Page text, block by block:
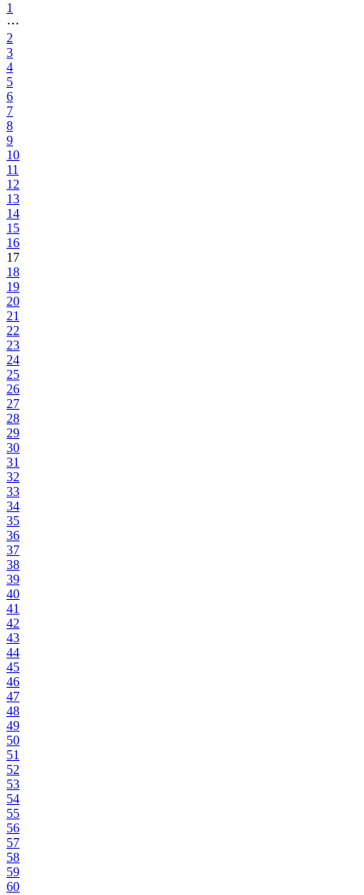
1
⋯
2
3
4
5
6
7
8
9
10
11
12
13
14
15
16
17
18
19
20
21
22
23
24
25
26
27
28
29
30
31
32
33
34
35
36
37
38
39
40
41
42
43
44
45
46
47
48
49
50
51
52
53
54
55
56
57
58
59
60